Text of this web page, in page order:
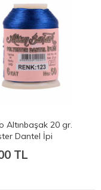
Altınbaşak 20 gr.
Dantel İpi
TL